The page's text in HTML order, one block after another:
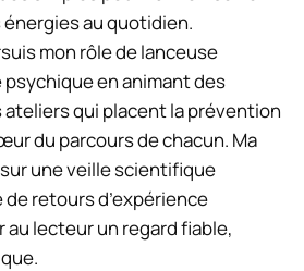
énergies au quotidien.
mon rôle de lanceuse
psychique en animant des
qui placent la prévention
du parcours de chacun. Ma
une veille scientifique
retours d’expérience
lecteur un regard fiable,